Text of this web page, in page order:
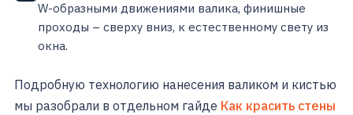
W-образными движениями валика, финишные
проходы – сверху вниз, к естественному свету из
окна.
Подробную технологию нанесения валиком и кистью
мы разобрали в отдельном гайде Как красить стены